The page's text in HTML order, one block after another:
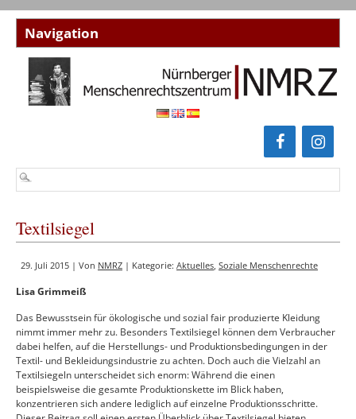
Textilsiegel
29. Juli 2015 | Von NMRZ | Kategorie: Aktuelles, Soziale Menschenrechte
Lisa Grimmeiß
Das Bewusstsein für ökologische und sozial fair produzierte Kleidung
nimmt immer mehr zu. Besonders Textilsiegel können dem Verbraucher
dabei helfen, auf die Herstellungs- und Produktionsbedingungen in der
Textil- und Bekleidungsindustrie zu achten. Doch auch die Vielzahl an
Textilsiegeln unterscheidet sich enorm: Während die einen
beispielsweise die gesamte Produktionskette im Blick haben,
konzentrieren sich andere lediglich auf einzelne Produktionsschritte.